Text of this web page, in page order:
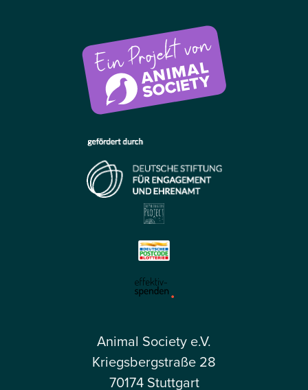
Animal Society e.V.
Kriegsbergstraße 28
70174 Stuttgart